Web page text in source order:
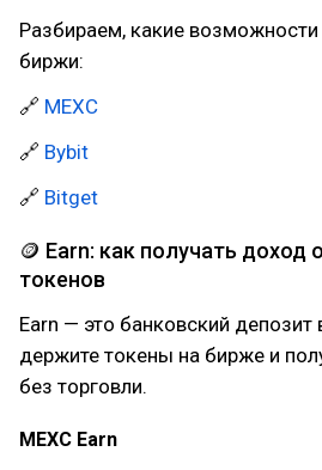
Разбираем, какие
биржи:
🔗 MEXC
🔗 Bybit
🔗 Bitget
🪙 Earn: как получать доход
токенов
Earn — это банковский
держите токены на бирже и
без торговли.
MEXC Earn